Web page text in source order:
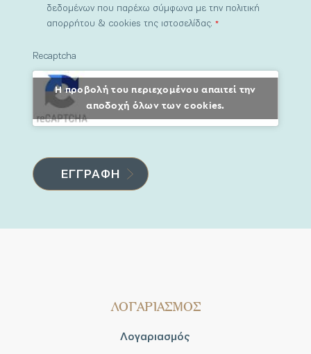
δεδομένων που παρέχω σύμφωνα με την πολιτική
απορρήτου & cookies της ιστοσελίδας.*
Recaptcha
Η προβολή του περιεχομένου απαιτεί την
αποδοχή όλων των cookies.
ΛΟΓΑΡΙΑΣΜΟΣ
Λογαριασμός